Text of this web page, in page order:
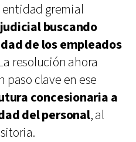
entidad gremial
buscando
de los empleados
resolución ahora
clave en ese
concesionaria a
del personal, al